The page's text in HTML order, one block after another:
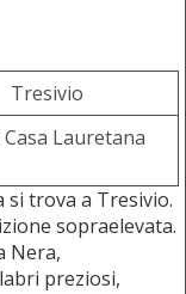
Tresivio
Lauretana
si trova a Tresivio.
sopraelevata.
Nera,
preziosi,